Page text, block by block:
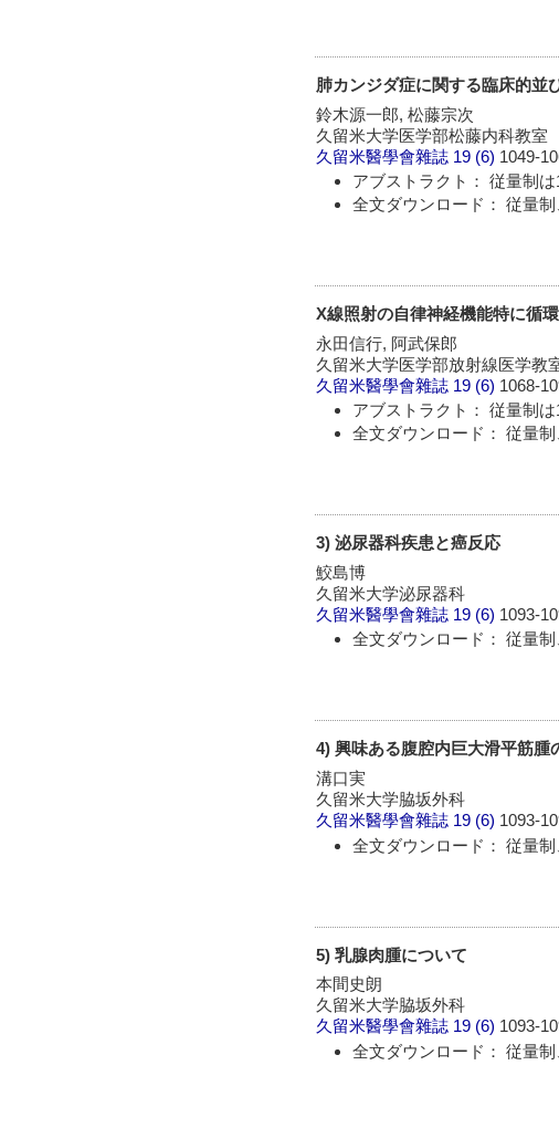
肺カンジダ症に関する臨床的並
鈴木源一郎, 松藤宗次
久留米大学医学部松藤内科教室
久留米醫學會雜誌 19 (6) 1049-
アブストラクト： 従量制
全文ダウンロード： 従量
X線照射の自律神経機能特に循
永田信行, 阿武保郎
久留米大学医学部放射線医学教
久留米醫學會雜誌 19 (6) 1068-
アブストラクト： 従量制
全文ダウンロード： 従量
3) 泌尿器科疾患と癌反応
鮫島博
久留米大学泌尿器科
久留米醫學會雜誌 19 (6) 1093-
全文ダウンロード： 従量
4) 興味ある腹腔内巨大滑平筋腫
溝口実
久留米大学脇坂外科
久留米醫學會雜誌 19 (6) 1093-
全文ダウンロード： 従量
5) 乳腺肉腫について
本間史朗
久留米大学脇坂外科
久留米醫學會雜誌 19 (6) 1093-
全文ダウンロード： 従量